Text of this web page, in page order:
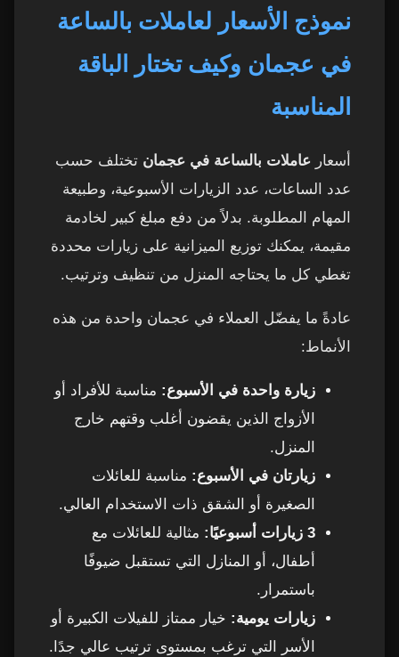
نموذج الأسعار لعاملات بالساعة
في عجمان وكيف تختار الباقة
المناسبة
أسعار عاملات بالساعة في عجمان تختلف حسب
عدد الساعات، عدد الزيارات الأسبوعية، وطبيعة
المهام المطلوبة. بدلاً من دفع مبلغ كبير لخادمة
مقيمة، يمكنك توزيع الميزانية على زيارات محددة
تغطي كل ما يحتاجه المنزل من تنظيف وترتيب.
عادةً ما يفضّل العملاء في عجمان واحدة من هذه
الأنماط:
زيارة واحدة في الأسبوع: مناسبة للأفراد أو
الأزواج الذين يقضون أغلب وقتهم خارج
المنزل.
زيارتان في الأسبوع: مناسبة للعائلات
الصغيرة أو الشقق ذات الاستخدام العالي.
3 زيارات أسبوعيًا:
مثالية للعائلات مع
أطفال، أو المنازل التي تستقبل ضيوفًا
باستمرار.
زيارات يومية: خيار ممتاز للفيلات الكبيرة أو
الأسر التي ترغب بمستوى ترتيب عالي جدًا.